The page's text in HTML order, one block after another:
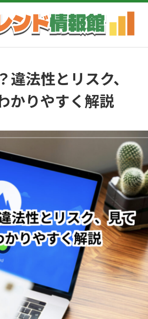
法性とリスク、
かりやすく解説